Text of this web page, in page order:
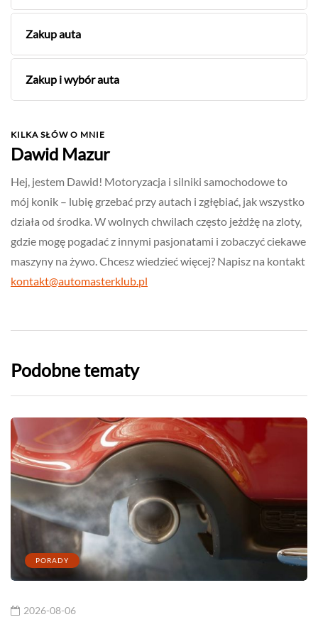
Zakup auta
Zakup i wybór auta
KILKA SŁÓW O MNIE
Dawid Mazur
Hej, jestem Dawid! Motoryzacja i silniki samochodowe to
mój konik – lubię grzebać przy autach i zgłębiać, jak wszystko
działa od środka. W wolnych chwilach często jeżdżę na zloty,
gdzie mogę pogadać z innymi pasjonatami i zobaczyć ciekawe
maszyny na żywo. Chcesz wiedzieć więcej? Napisz na kontakt
kontakt@automasterklub.pl
Podobne tematy
PORADY
2026-08-06